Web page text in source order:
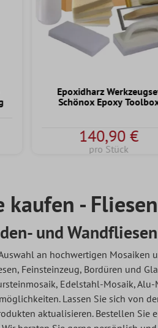
Epoxidharz
Schönox Epoxy
140,90 €
pro Stück
-
und
an hochwertigen Mosaiken
Feinsteinzeug, Bordüren und
Edelstahl-Mosaik,
Lassen Sie sich von
aktualisieren. Bestellen Sie